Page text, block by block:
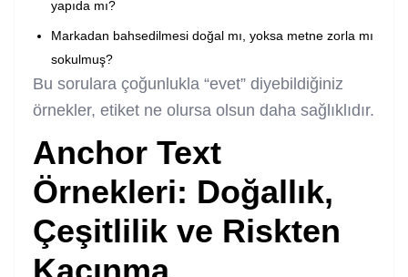
yapıda mı?
Markadan bahsedilmesi doğal mı, yoksa metne zorla mı
sokulmuş?
Bu sorulara çoğunlukla “evet” diyebildiğiniz
örnekler, etiket ne olursa olsun daha sağlıklıdır.
Anchor Text
Örnekleri: Doğallık,
Çeşitlilik ve Riskten